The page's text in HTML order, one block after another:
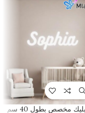
اسم أكريليك مخصص بطول 40 سم